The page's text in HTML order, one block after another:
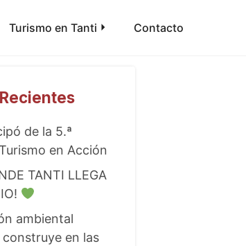
Turismo en Tanti Contacto
de la 5.ª
en Acción
TANTI LLEGA
ambiental
en las